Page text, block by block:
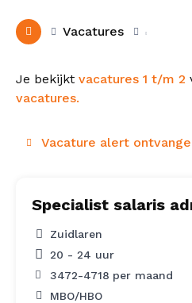
Vacatures
Je bekijkt vacatures 1 t/m 2
vacatures.
Vacature alert
Specialist salaris
Zuidlaren
20 - 24 uur
3472-4718 per maand
MBO/HBO